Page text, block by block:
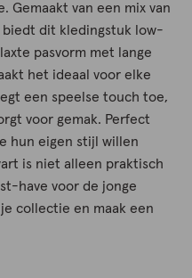
Gemaakt van een mix van
biedt dit kledingstuk low-
pasvorm met lange
het ideaal voor elke
een speelse touch toe,
voor gemak. Perfect
hun eigen stijl willen
is niet alleen praktisch
have voor de jonge
collectie en maak een